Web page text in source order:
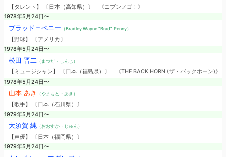
【タレント】 〔日本（高知県）〕
《ニブンノゴ！》
1978年5月24日〜
ブラッド＝ペニー （Bradley Wayne “Brad” Penny）
【野球】 〔アメリカ〕
1978年5月24日〜
松田 晋二 （まつだ・しんじ）
【ミュージシャン】 〔日本（福島県）〕
《THE BACK HORN (ザ・バックホーン)》
1978年5月24日〜
山本 あき （やまもと・あき）
【歌手】 〔日本（石川県）〕
1979年5月24日〜
大須賀 純（おおすか・じゅん）
【声優】 〔日本（福岡県）〕
1979年5月24日〜